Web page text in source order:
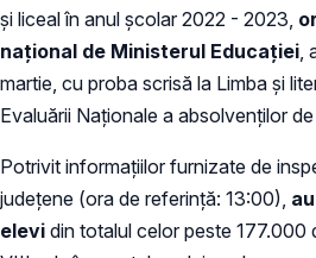
și liceal în anul școlar 2022 - 2023,
național de Ministerul Educaţiei
martie, cu proba scrisă la Limba şi
Evaluării Naționale a absolvenților
Potrivit informațiilor furnizate de
județene (ora de referință: 13:00),
elevi din totalul celor peste 177.000